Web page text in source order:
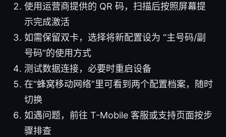
使用运营商提供的 QR 码，扫描后按照屏幕提
示完成激活
如需保留双卡，选择将新配置设为 “主号码/副
号码”的使用方式
测试数据连接，必要时重启设备
在“蜂窝移动网络”里可看到两个配置档案，随时
切换
如遇问题，前往 T-Mobile 客服或支持页面按步
骤排查